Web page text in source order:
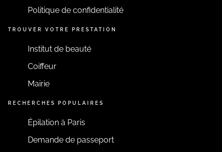
Politique de confidentialité
TROUVER VOTRE PRESTATION
Institut de beauté
Coiffeur
Mairie
RECHERCHES POPULAIRES
Épilation à Paris
Demande de passeport